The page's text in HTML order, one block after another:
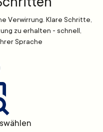
Verwirrung. Klare Schritte,
zu erhalten - schnell,
Sprache